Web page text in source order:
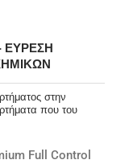
ΕΎΡΕΣΗ
στην
που του
Full Control